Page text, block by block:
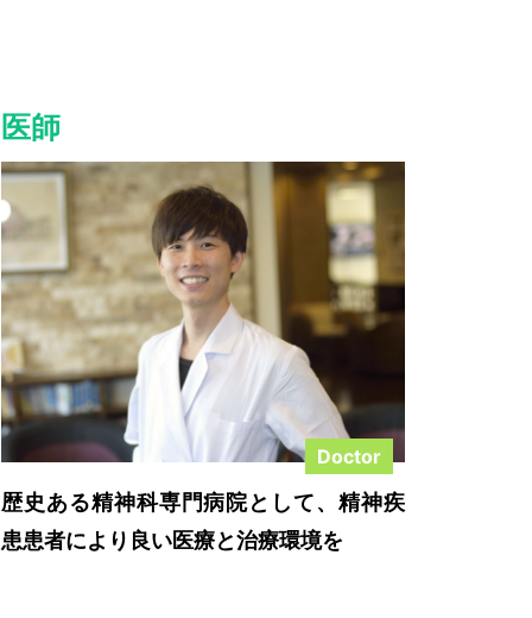
る
医師
Doctor
歴史ある精神科専門病院として、精神疾
患患者により良い医療と治療環境を